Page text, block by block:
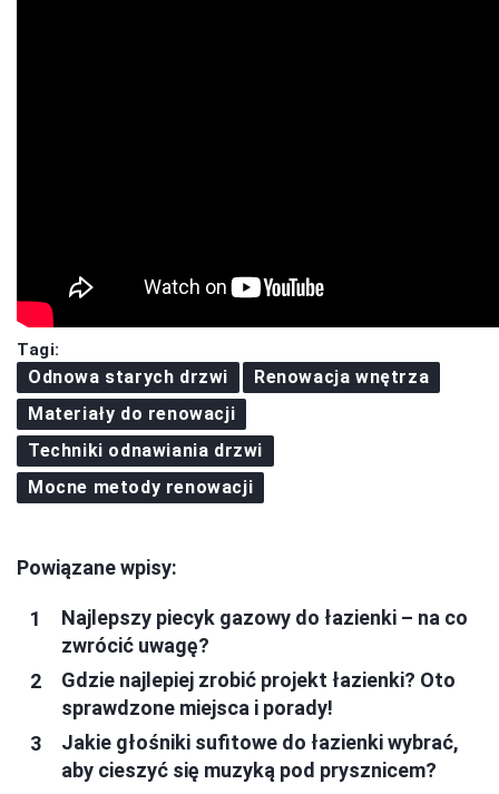
Tagi:
Odnowa starych drzwi
Renowacja wnętrza
Materiały do renowacji
Techniki odnawiania drzwi
Mocne metody renowacji
Powiązane wpisy:
Najlepszy piecyk gazowy do łazienki – na co
zwrócić uwagę?
Gdzie najlepiej zrobić projekt łazienki? Oto
sprawdzone miejsca i porady!
Jakie głośniki sufitowe do łazienki wybrać,
aby cieszyć się muzyką pod prysznicem?